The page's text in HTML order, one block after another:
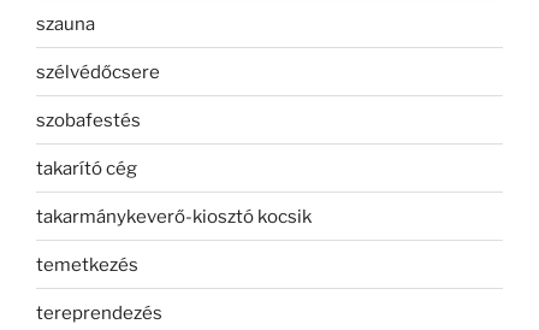
szauna
szélvédőcsere
szobafestés
takarító cég
takarmánykeverő-kiosztó kocsik
temetkezés
tereprendezés